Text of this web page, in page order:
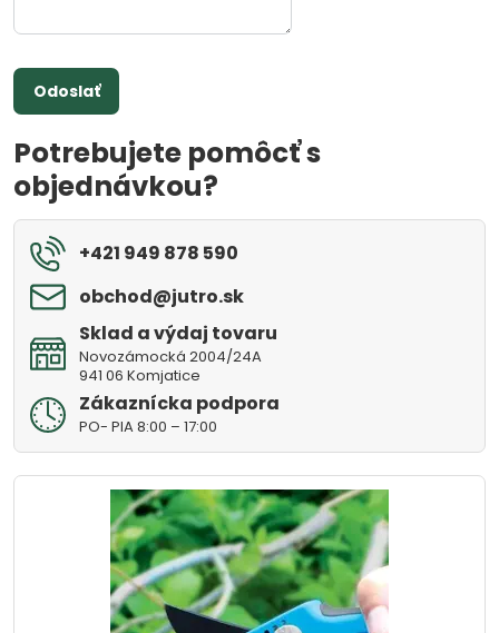
Odoslať
Potrebujete pomôcť s
objednávkou?
+421 949 878 590
obchod​@jutro​.sk
Sklad a výdaj tovaru
Novozámocká 2004/24A
941 06 Komjatice
Zákaznícka podpora
PO- PIA 8:00 – 17:00